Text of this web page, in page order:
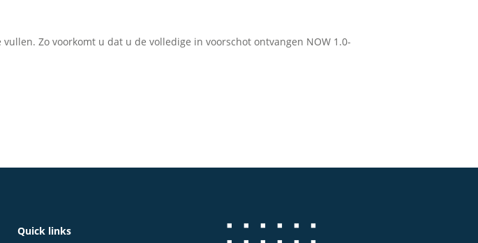
Zo voorkomt u dat u de volledige in voorschot ontvangen NOW 1.0-
Quick links